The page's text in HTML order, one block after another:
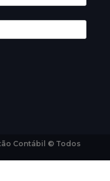
Contábil © Todos